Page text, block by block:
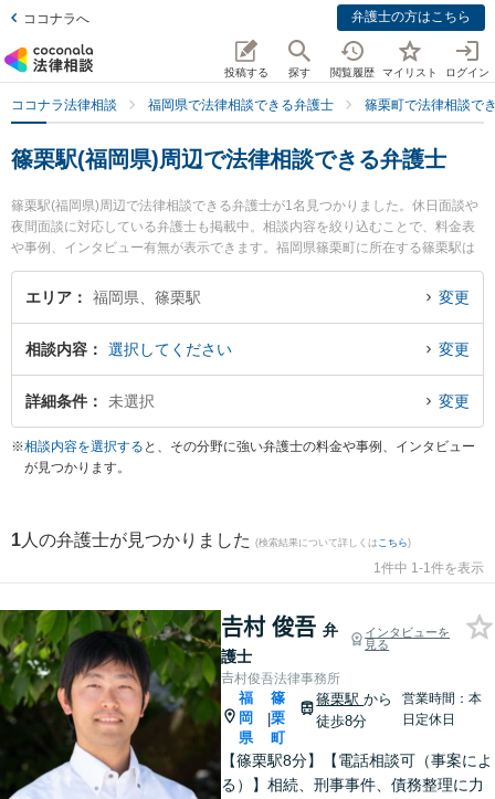
ココナラへ 弁護士の方はこちら
投稿する 探す 閲覧履歴 マイリスト ログイン
ココナラ法律相談 福岡県で法律相談できる弁護士 篠栗町で法律相談で
篠栗駅(福岡県)周辺で法律相談できる弁護士
篠栗駅(福岡県)周辺で法律相談できる弁護士が1名見つかりました。休日面談や
夜間面談に対応している弁護士も掲載中。相談内容を絞り込むことで、料金表
や事例、インタビュー有無が表示できます。福岡県篠栗町に所在する篠栗駅は
福北ゆたか線沿線の駅です。より多くの弁護士から探したいときは市区町村検
索や同一路線のより大きな駅も追加選択して探すと良いでしょう。特に 𠮷村俊
に事務所を構える弁護士に面談予約したい』『加害者側のトラブル解決の実績
豊富な篠栗駅近くの弁護士を検索したい』『初回無料で加害者側を法律相談で
きる篠栗駅付近の弁護士に面談予約したい』などでお困りの相談者さんにおす
エリア 福岡県、篠栗駅 変更
相談内容 選択してください 変更
詳細条件 未選択 変更
※相談内容を選択する と、その分野に強い弁護士の料金や事例、インタビュー
が見つかります。
1 人の弁護士が見つかりました (検索結果について詳しくは こちら)
1件中 1-1件を表示
𠮷村 俊吾 弁
護士
インタビューを
見る
𠮷村俊吾法律事務所
福
岡
県
|
篠
栗
町
篠栗駅から
徒歩8分
営業時間：本
日定休日
【篠栗駅8分】【電話相談可（事案によ
る）】相続、刑事事件、債務整理に力